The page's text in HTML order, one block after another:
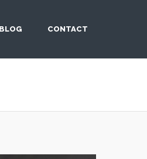
BLOG CONTACT